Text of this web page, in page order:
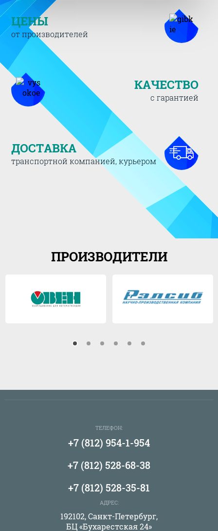
ЦЕНЫ
от производителей
КАЧЕСТВО
с гарантией
ДОСТАВКА
транспортной компанией, курьером
ПРОИЗВОДИТЕЛИ
ТЕЛЕФОН:
+7 (812) 954-1-954
+7 (812) 528-68-38
+7 (812) 528-35-81
АДРЕС:
192102, Санкт-Петербург,
БЦ «Бухарестская 24»